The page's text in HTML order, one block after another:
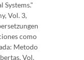
Systems."
Vol. 3,
como
Metodo
Vol.